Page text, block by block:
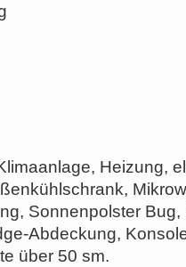
Heizung,
Sonnenpolster
Abdeckung,
über 50 sm.